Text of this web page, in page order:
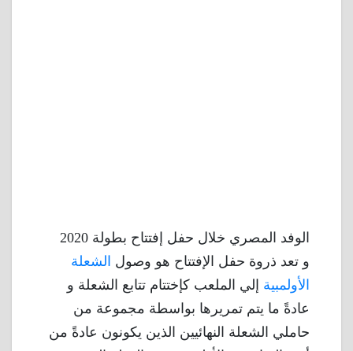
الوفد المصري خلال حفل إفتتاح بطولة 2020
و تعد ذروة حفل الإفتتاح هو وصول الشعلة
الأولمبية إلي الملعب كإختتام تتابع الشعلة و
عادةً ما يتم تمريرها بواسطة مجموعة من
حاملي الشعلة النهائيين الذين يكونون عادةً من